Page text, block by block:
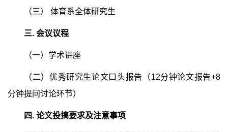
（三） 体育系全体研究生
三. 会议议程
（一）学术讲座
（二）优秀研究生论文口头报告（12分钟论文报告+8
分钟提问讨论环节）
四. 论文投搞要求及注意事项